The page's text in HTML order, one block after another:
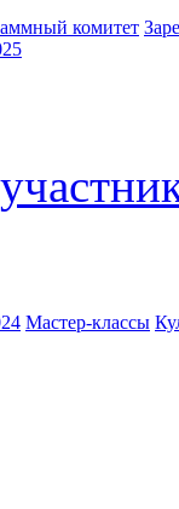
комитет
Мастер-классы